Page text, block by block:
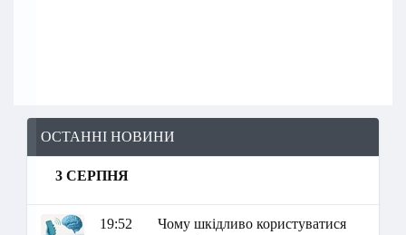
ОСТАННІ НОВИНИ
3 СЕРПНЯ
19:52
Чому шкідливо користуватися